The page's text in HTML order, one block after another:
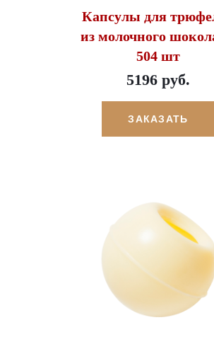
Капсулы для
из молочного
504 шт
5196 руб.
ЗАКАЗАТЬ